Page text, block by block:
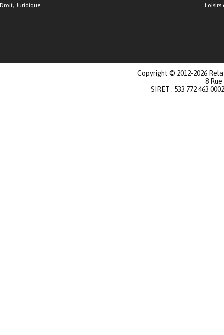
Droit, Juridique
Loisirs
Copyright © 2012-2026
8
SIRET : 533 772 463